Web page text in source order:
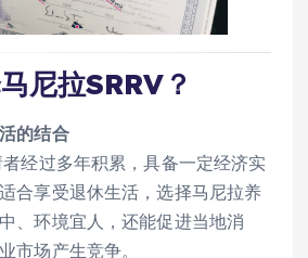
尼拉SRRV？
的结合
经过多年积累，具备一定经济实
合享受退休生活，选择马尼拉养
、环境宜人，还能促进当地消
市场产生竞争。